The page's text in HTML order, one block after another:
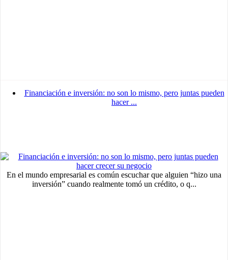
Financiación e inversión: no son lo mismo, pero juntas pueden
hacer ...
En el mundo empresarial es común escuchar que alguien “hizo una
inversión” cuando realmente tomó un crédito, o q...